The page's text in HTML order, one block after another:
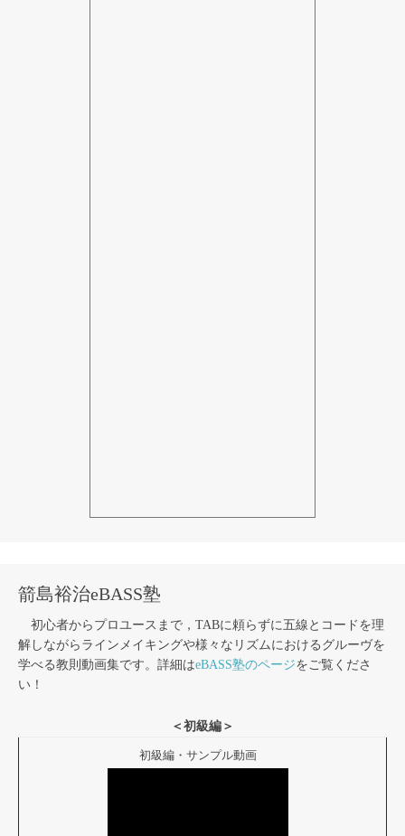
箭島裕治eBASS塾
初心者からプロユースまで，TABに頼らずに五線とコードを理
解しながらラインメイキングや様々なリズムにおけるグルーヴを
学べる教則動画集です。詳細はeBASS塾のページをご覧くださ
い！
＜初級編＞
初級編・サンプル動画